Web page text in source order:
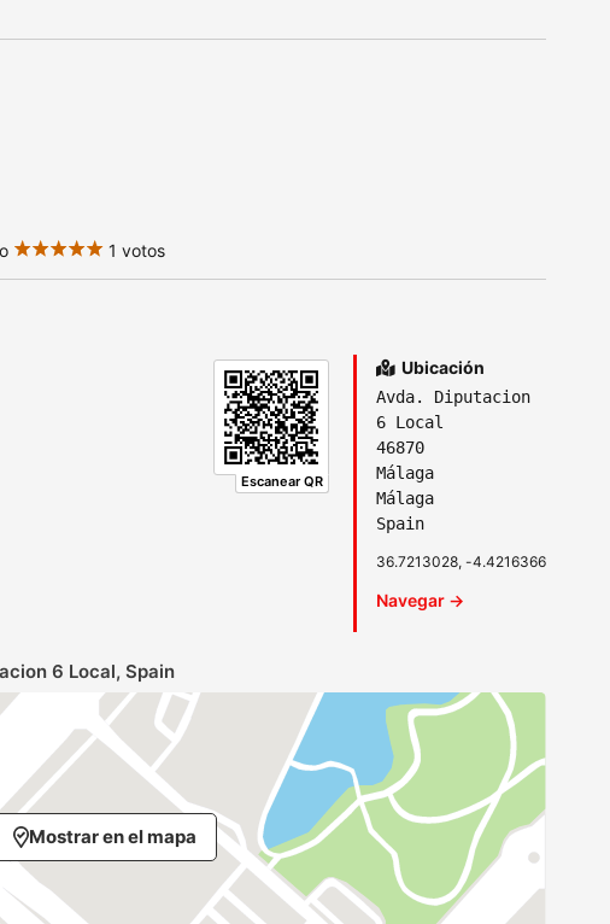
1 votos
Escanear QR
Ubicación
Avda. Diputacion
6 Local
46870
Málaga
Málaga
Spain
36.7213028, -4.4216366
Navegar →
6 Local, Spain
Mostrar en el mapa